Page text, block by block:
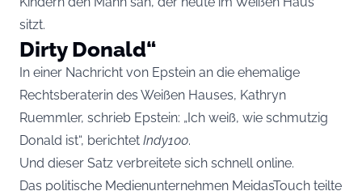
sitzt.
Dirty Donald“
In einer Nachricht von Epstein an die ehemalige
Rechtsberaterin des Weißen Hauses, Kathryn
Ruemmler, schrieb Epstein: „Ich weiß, wie schmutzig
Donald ist“, berichtet Indy100.
Und dieser Satz verbreitete sich schnell online.
Das politische Medienunternehmen MeidasTouch teilte